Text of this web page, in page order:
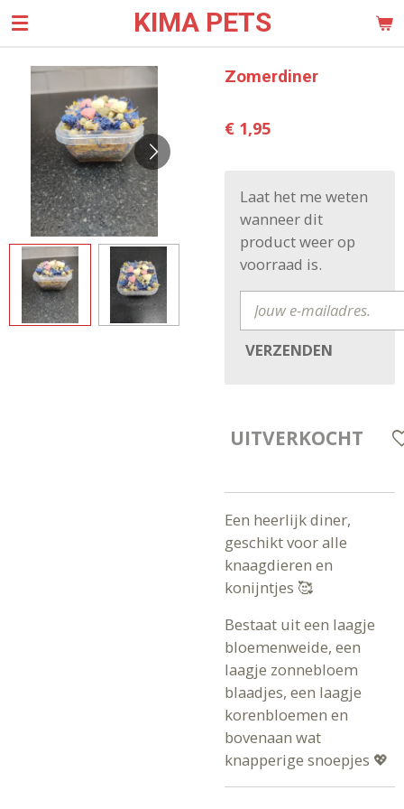
Ga
direct
naar
hoofdinhoud
KIMA PETS
Zomerdiner
€ 1,95
Laat het me weten
wanneer dit
product weer op
voorraad is.
VERZENDEN
UITVERKOCHT
Een heerlijk diner,
geschikt voor alle
knaagdieren en
konijntjes 🥰
Bestaat uit een laagje
bloemenweide, een
laagje zonnebloem
blaadjes, een laagje
korenbloemen en
bovenaan wat
knapperige snoepjes 💖